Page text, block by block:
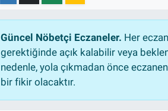
Güncel Nöbetçi Eczaneler. Her
gerektiğinde açık kalabilir veya
nedenle, yola çıkmadan önce
bir fikir olacaktır.